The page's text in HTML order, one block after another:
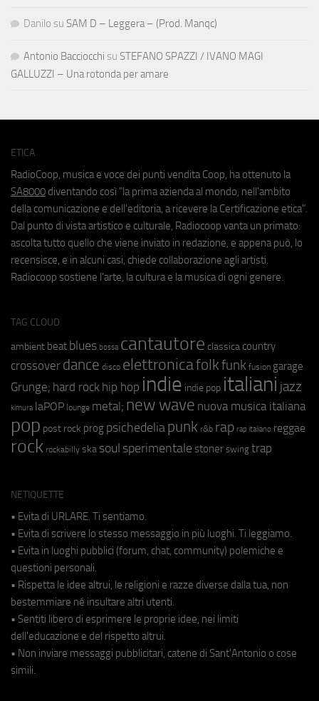
Danilo su SAM D – Leggera – (Prod. Manqc)
Antonio Bacciocchi su STEFANO SPAZZI / IVANO MAGI
GALLUZZI – Una rotonda per amare
ETICA
RadioCoop, musica e voce dei punti vendita Coop, ha ottenuto la
SA8000 diventando così "la prima azienda al mondo, nell'ambito
della comunicazione e dell'editoria, a ricevere la Certificazione etica".
Dal punto di vista artistico e culturale, Radiocoop vanta un primato:
ascolta tutto quello che viene inviato in redazione, e appena può, lo
recensisce, e in alcuni casi, chiede collaborazione agli artisti.
Radiocoop sostiene l'arte, la cultura e la musica di ogni genere.
TAG CLOUD
ambient beat blues bossa cantautore classica country
crossover dance disco elettronicafolkfunk fusion garage
Grunge; hard rock hip hop indie indie pop italiani jazz
kimura laPOP lounge metal; new wave nuova musica italiana
pop post rock prog psichedeliapunk r&b rap rap italiano reggae
rock rockabilly ska soul sperimentale stoner swing trap
NETIQUETTE
• Evita di URLARE. Ti sentiamo.
• Evita di scrivere lo stesso messaggio in più luoghi. Ti leggiamo.
• Evita in luoghi pubblici (forum, chat, community) polemiche e
questioni personali.
• Rispetta le idee altrui, le religioni e razze diverse dalla tua, non
bestemmiare né insultare altri utenti.
• Sentiti libero di esprimere le proprie idee, nei limiti
dell'educazione e del rispetto altrui.
• Non inviare messaggi pubblicitari, catene di Sant'Antonio o cose
simili.